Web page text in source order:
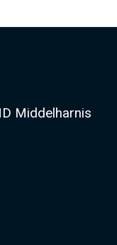
Middelharnis